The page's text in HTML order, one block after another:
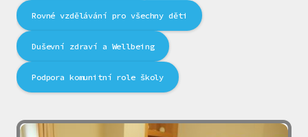
Rovné vzdělávání pro všechny děti
Duševní zdraví a Wellbeing
Podpora komunitní role školy